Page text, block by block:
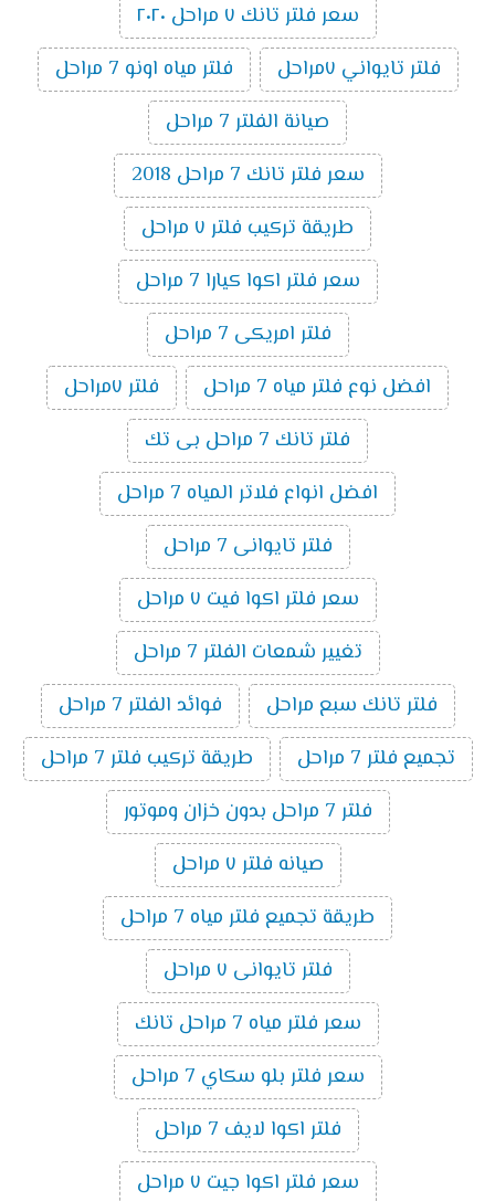
سعر فلتر تانك ٧ مراحل ٢٠٢٠
فلتر تايواني ٧مراحل
فلتر مياه اونو 7 مراحل
صيانة الفلتر 7 مراحل
سعر فلتر تانك 7 مراحل 2018
طريقة تركيب فلتر ٧ مراحل
سعر فلتر اكوا كيارا 7 مراحل
فلتر امريكى 7 مراحل
افضل نوع فلتر مياه 7 مراحل
فلتر ٧مراحل
فلتر تانك 7 مراحل بى تك
افضل انواع فلاتر المياه 7 مراحل
فلتر تايوانى 7 مراحل
سعر فلتر اكوا فيت ٧ مراحل
تغيير شمعات الفلتر 7 مراحل
فلتر تانك سبع مراحل
فوائد الفلتر 7 مراحل
تجميع فلتر 7 مراحل
طريقة تركيب فلتر 7 مراحل
فلتر 7 مراحل بدون خزان وموتور
صيانه فلتر ٧ مراحل
طريقة تجميع فلتر مياه 7 مراحل
فلتر تايوانى ٧ مراحل
سعر فلتر مياه 7 مراحل تانك
سعر فلتر بلو سكاي 7 مراحل
فلتر اكوا لايف 7 مراحل
سعر فلتر اكوا جيت ٧ مراحل